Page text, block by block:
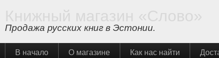
Продажа русских книг в Эстонии.
Главное меню
В начало О магазине Как нас найти